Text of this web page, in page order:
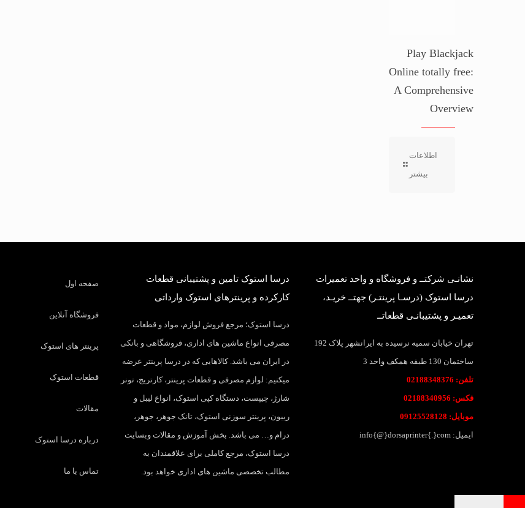
Play Blackjack
Online totally free:
A Comprehensive
Overview
اطلاعات
بیشتر
نشانـی شرکتــ و فروشگاه و واحد تعمیرات
درسا استوک (درسـا پرینتـر) جهتــ خریـد،
تعمیـر و پشتیبانـی قطعاتــ
تهران خیابان سمیه نرسیده به ایرانشهر پلاک 192
ساختمان 130 طبقه همکف واحد 3
تلفن: 02188348376
فکس: 02188340956
موبایل: 09125528128
ایمیل: info{@}dorsaprinter{.}com
درسا استوک تامین و پشتیبانی قطعات
کارکرده و پرینترهای استوک وارداتی
درسا استوک؛ مرجع فروش لوازم، مواد و قطعات
مصرفی انواع ماشین های اداری، فروشگاهی و بانکی
در ایران می باشد. کالاهایی که در درسا پرینتر عرضه
میکنیم: لوازم مصرفی و قطعات پرینتر، کارتریج، تونر
شارژ، چیپست، دستگاه کپی استوک، انواع لیبل و
ریبون، پرینتر سوزنی استوک، تانک جوهر، جوهر،
درام و… می باشد. بخش آموزش و مقالات وبسایت
درسا استوک، مرجع کاملی برای علاقمندان به
مطالب تخصصی ماشین های اداری خواهد بود.
صفحه اول
فروشگاه آنلاین
پرینتر های استوک
قطعات استوک
مقالات
درباره درسا استوک
تماس با ما